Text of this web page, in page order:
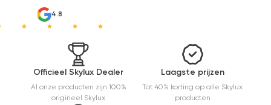
4.8
Officieel Skylux Dealer
Al onze producten zijn 100%
origineel Skylux
Laagste prijzen
Tot 40% korting op alle Skylux
producten